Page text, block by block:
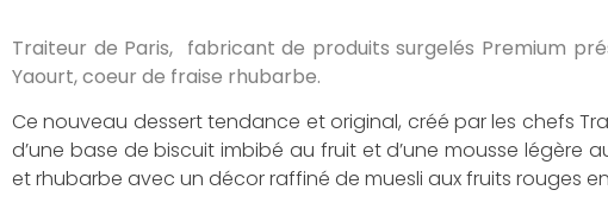
Traiteur de Paris, fabricant de produits surgelés Premium
Yaourt, coeur de fraise rhubarbe.
Ce nouveau dessert tendance et original, créé par les chefs
d’une base de biscuit imbibé au fruit et d’une mousse
et rhubarbe avec un décor raffiné de muesli aux fruits rouges